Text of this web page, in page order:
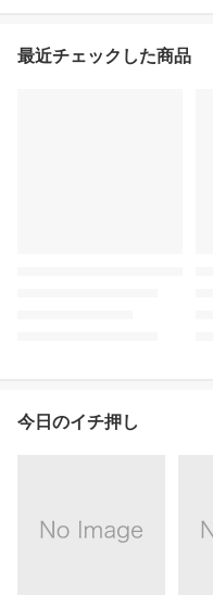
最近チェックした商品
今日のイチ押し